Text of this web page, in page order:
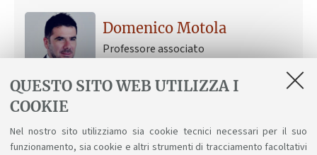
QUESTO SITO WEB UTILIZZA I
COOKIE
Nel nostro sito utilizziamo sia cookie tecnici necessari per il suo
funzionamento, sia cookie e altri strumenti di tracciamento facoltativi
Domenico Motola
Professore associato